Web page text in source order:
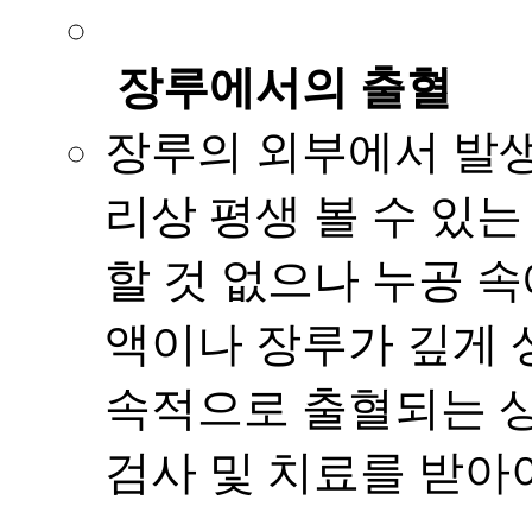
장루에서의 출혈
장루의 외부에서 발
리상 평생 볼 수 있
할 것 없으나 누공
액이나 장루가 깊게
속적으로 출혈되는
검사 및 치료를 받아